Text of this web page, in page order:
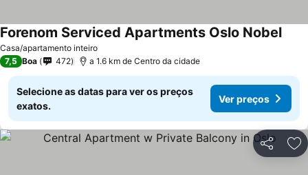
Casa/apartamento inteiro
Forenom Serviced Apartments Oslo Nobel
7,5 Boa 472 a 1.6 km de Centro da cidade
Selecione as datas para ver os preços
exatos.
Ver preços
Partilhar